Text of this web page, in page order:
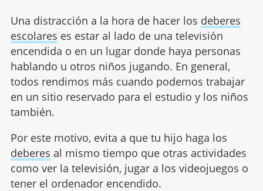
Una distracción a la hora de hacer los deberes
escolares es estar al lado de una televisión
encendida o en un lugar donde haya personas
hablando u otros niños jugando. En general,
todos rendimos más cuando podemos trabajar
en un sitio reservado para el estudio y los niños
también.
Por este motivo, evita a que tu hijo haga los
deberes al mismo tiempo que otras actividades
como ver la televisión, jugar a los videojuegos o
tener el ordenador encendido.